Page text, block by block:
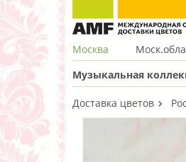
Москва
Музыкальная
Доставка цветов